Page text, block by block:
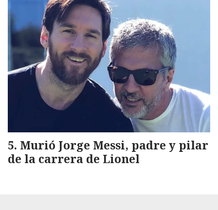
Murió Jorge Messi, padre y pilar
de la carrera de Lionel